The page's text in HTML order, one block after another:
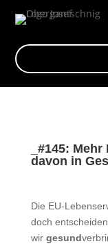
_#145:
davon in
Die EU-
doch
wir gesund